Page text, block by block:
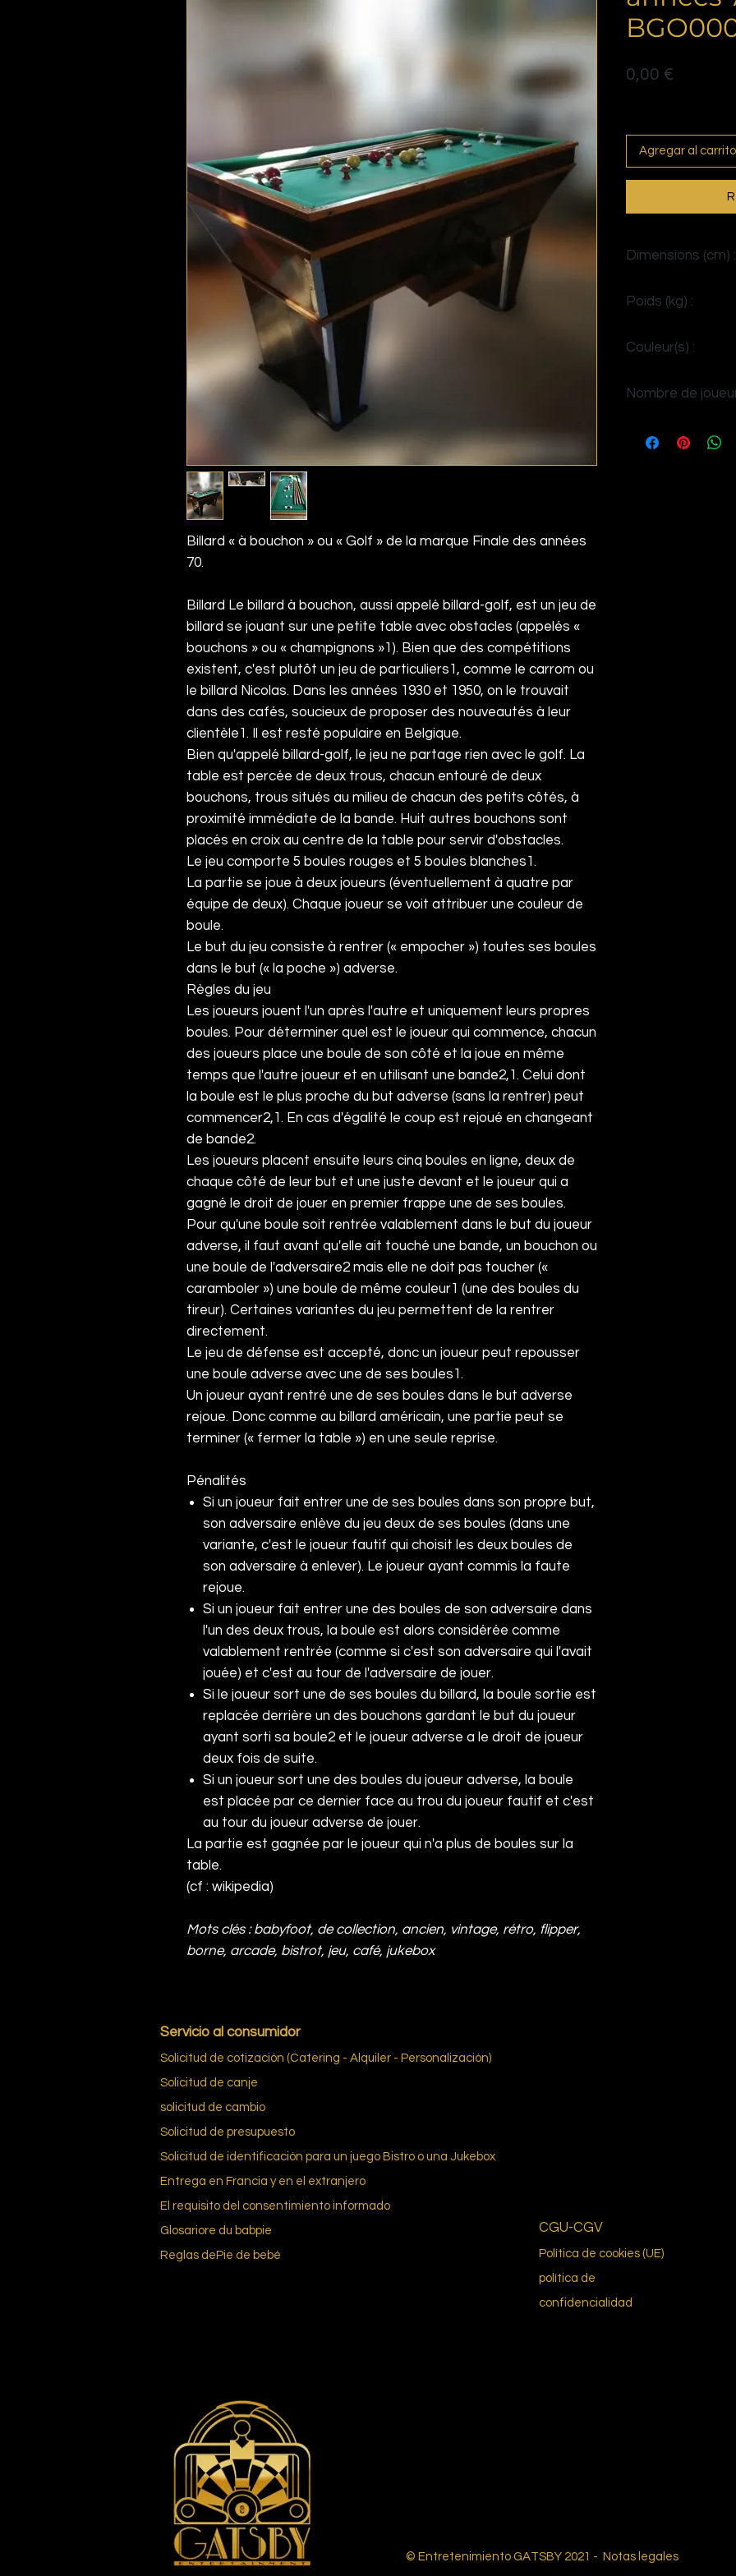
Billard « à bouchon » ou « Golf » de la marque Finale des années
70.
Billard Le billard à bouchon, aussi appelé billard-golf, est un jeu de
billard se jouant sur une petite table avec obstacles (appelés «
bouchons » ou « champignons »1 ). Bien que des compétitions
existent, c'est plutôt un jeu de particuliers1 , comme le carrom ou
le billard Nicolas. Dans les années 1930 et 1950, on le trouvait
dans des cafés, soucieux de proposer des nouveautés à leur
clientèle1 . Il est resté populaire en Belgique.
Bien qu'appelé billard-golf, le jeu ne partage rien avec le golf. La
table est percée de deux trous, chacun entouré de deux
bouchons, trous situés au milieu de chacun des petits côtés, à
proximité immédiate de la bande. Huit autres bouchons sont
placés en croix au centre de la table pour servir d'obstacles.
Le jeu comporte 5 boules rouges et 5 boules blanches1 .
La partie se joue à deux joueurs (éventuellement à quatre par
équipe de deux). Chaque joueur se voit attribuer une couleur de
boule.
Le but du jeu consiste à rentrer (« empocher ») toutes ses boules
dans le but (« la poche ») adverse.
Règles du jeu
Les joueurs jouent l'un après l'autre et uniquement leurs propres
boules. Pour déterminer quel est le joueur qui commence, chacun
des joueurs place une boule de son côté et la joue en même
temps que l'autre joueur et en utilisant une bande2,1 . Celui dont
la boule est le plus proche du but adverse (sans la rentrer) peut
commencer2,1 . En cas d'égalité le coup est rejoué en changeant
de bande2.
Les joueurs placent ensuite leurs cinq boules en ligne, deux de
chaque côté de leur but et une juste devant et le joueur qui a
gagné le droit de jouer en premier frappe une de ses boules.
Pour qu'une boule soit rentrée valablement dans le but du joueur
adverse, il faut avant qu'elle ait touché une bande, un bouchon ou
une boule de l'adversaire2 mais elle ne doit pas toucher («
caramboler ») une boule de même couleur1 (une des boules du
tireur). Certaines variantes du jeu permettent de la rentrer
directement.
Le jeu de défense est accepté, donc un joueur peut repousser
une boule adverse avec une de ses boules1 .
Un joueur ayant rentré une de ses boules dans le but adverse
rejoue. Donc comme au billard américain, une partie peut se
terminer (« fermer la table ») en une seule reprise.
Pénalités
Si un joueur fait entrer une de ses boules dans son propre but,
son adversaire enlève du jeu deux de ses boules (dans une
variante, c'est le joueur fautif qui choisit les deux boules de
son adversaire à enlever). Le joueur ayant commis la faute
rejoue.
Si un joueur fait entrer une des boules de son adversaire dans
l'un des deux trous, la boule est alors considérée comme
valablement rentrée (comme si c'est son adversaire qui l'avait
jouée) et c'est au tour de l'adversaire de jouer.
Si le joueur sort une de ses boules du billard, la boule sortie est
replacée derrière un des bouchons gardant le but du joueur
ayant sorti sa boule2 et le joueur adverse a le droit de joueur
deux fois de suite.
Si un joueur sort une des boules du joueur adverse, la boule
est placée par ce dernier face au trou du joueur fautif et c'est
au tour du joueur adverse de jouer.
La partie est gagnée par le joueur qui n'a plus de boules sur la
table.
(cf : wikipedia)
Mots clés : babyfoot, de collection, ancien, vintage, rétro, flipper,
borne, arcade, bistrot, jeu, café, jukebox
0,00 €
Agregar al carrito
Dimensions (cm) :
Poids (kg) :
Couleur(s) :
Nombre de
Servicio al consumidor
Solicitud de cotización (Catering - Alquiler - Personalización)
Solicitud de canje
solicitud de cambio
Solicitud de presupuesto
Solicitud de identificación para un juego Bistro o una Jukebox
Entrega en Francia y en el extranjero
El requisito del consentimiento informado
Glosariore du babpie
Reglas de Pie de bebé
CGU-CGV
Política de cookies (UE)
política de
confidencialidad
© Entretenimiento GATSBY 2021 - Notas legales